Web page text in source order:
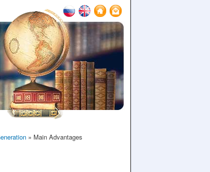
» Main Advantages